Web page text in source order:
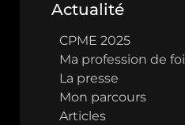
Actualité
CPME 2025
Ma profession de foi
La presse
Mon parcours
Articles